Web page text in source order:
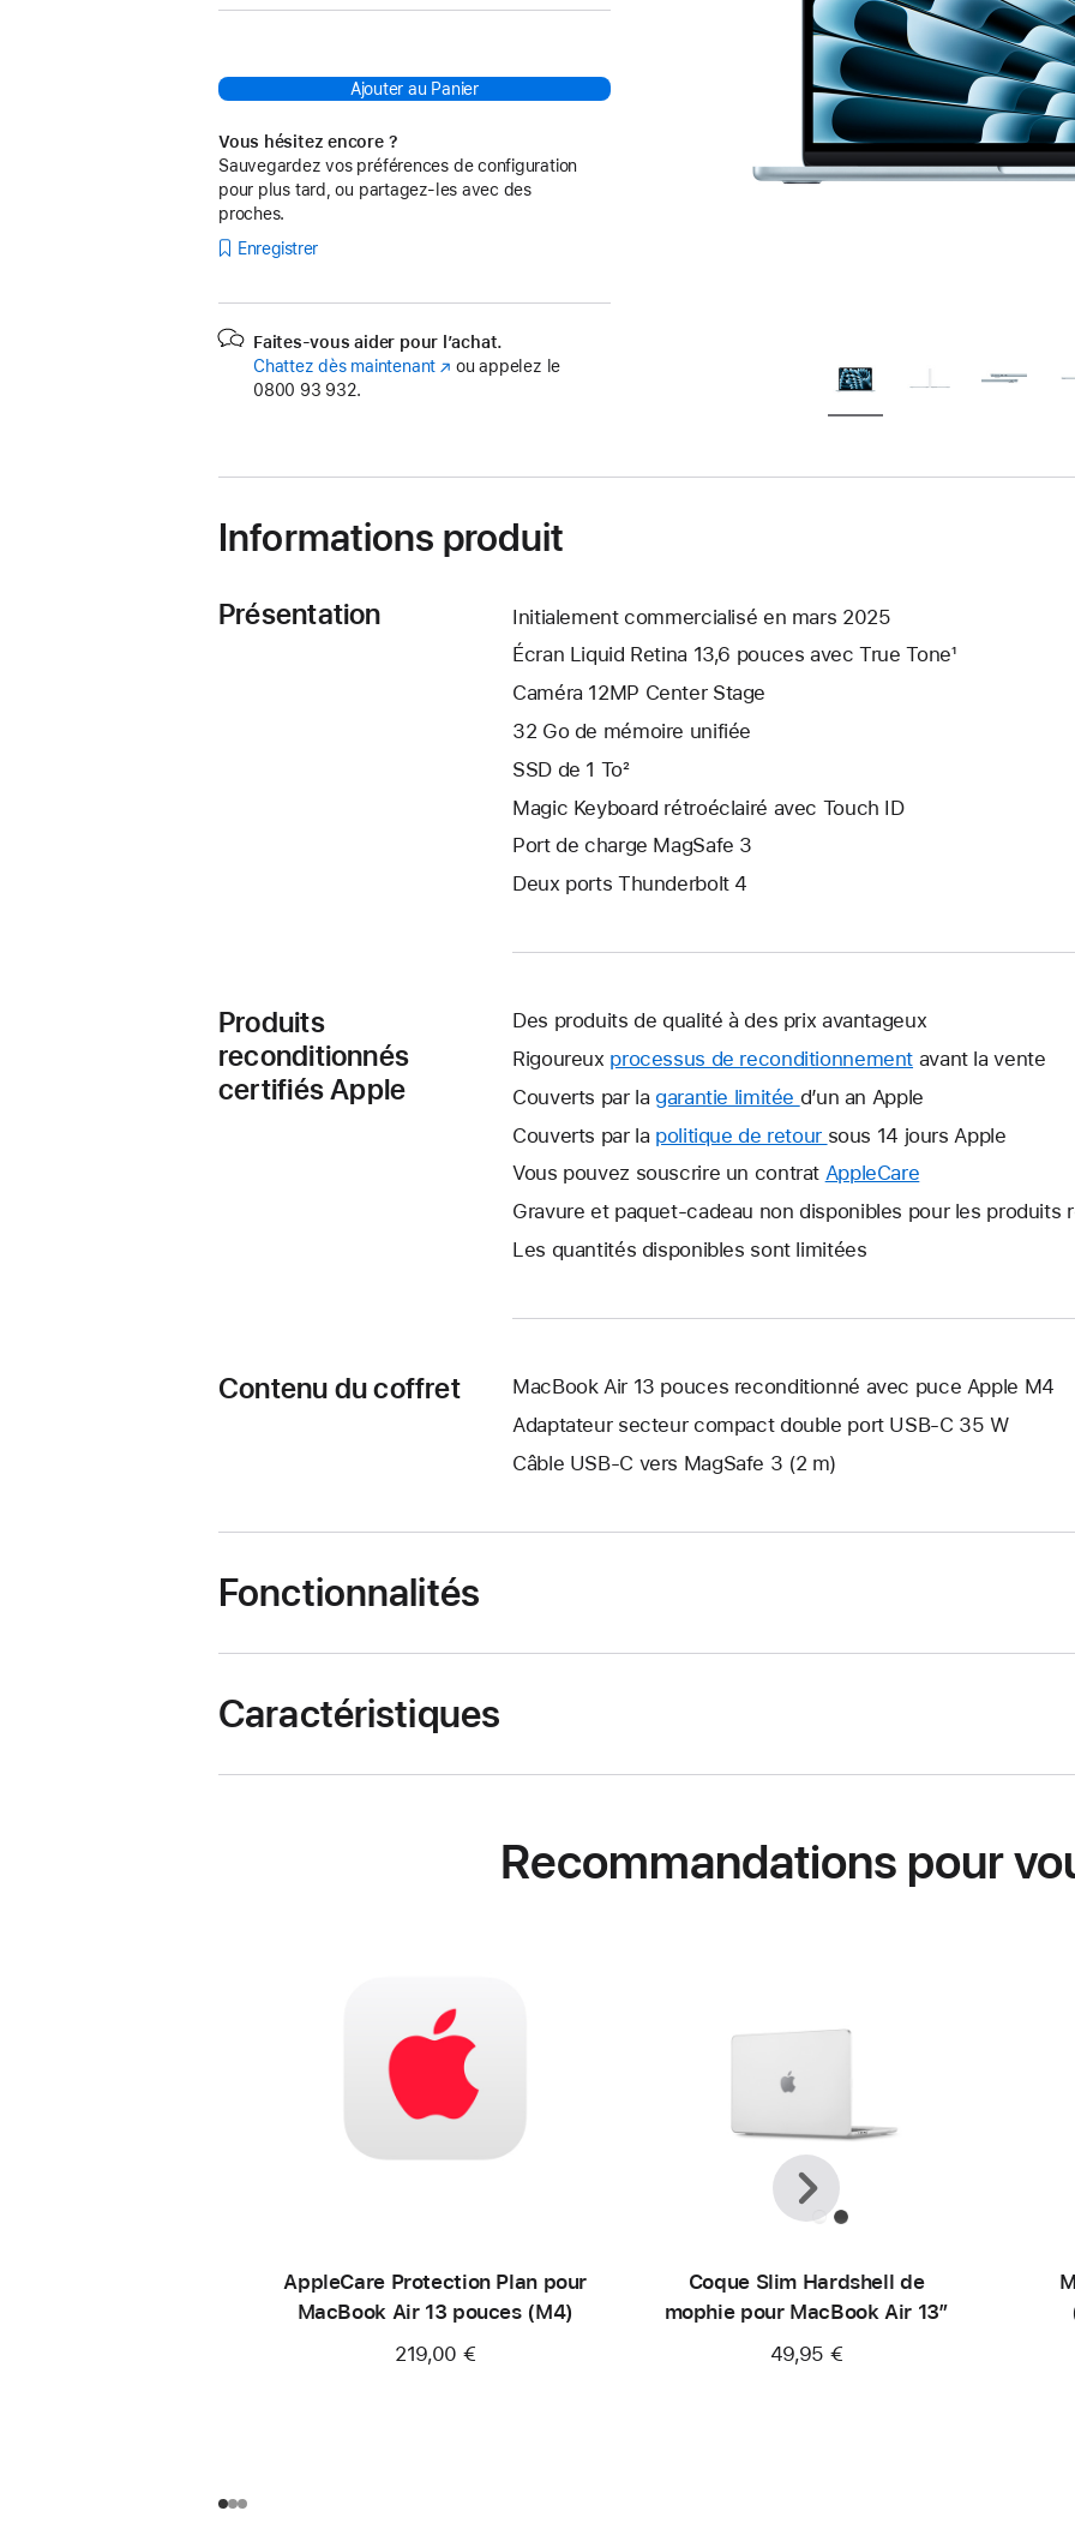
Ajouter au Panier
Vous hésitez encore ?
Sauvegardez vos préférences de configuration
pour plus tard, ou partagez-les avec des
proches.
Enregistrer
Faites-vous aider pour l’achat.
Chattez dès maintenant (s’ouvre
ou appelez le
0800 93 932.
Informations produit
Présentation
Initialement commercialisé en mars 2025
Écran Liquid Retina 13,6 pouces avec True Tone¹
Caméra 12MP Center Stage
32 Go de mémoire unifiée
SSD de 1 To²
Magic Keyboard rétroéclairé avec Touch ID
Port de charge MagSafe 3
Deux ports Thunderbolt 4
Produits
reconditionnés
certifiés Apple
Des produits de qualité à des prix avantageux
Rigoureux processus de reconditionnement avant la vente
Couverts par la garantie limitée Une
nouvelle
s’ouvre.
d’un an Apple
Couverts par la politique de retour Une
nouvelle
s’ouvre.
sous 14 jours Apple
Vous pouvez souscrire un contrat AppleCare
nouvelle
Gravure et paquet-cadeau non disponibles pour les produits
Les quantités disponibles sont limitées
Contenu du coffret
MacBook Air 13 pouces reconditionné avec puce Apple M4
Adaptateur secteur compact double port USB-C 35 W
Câble USB-C vers MagSafe 3 (2 m)
Fonctionnalités
Caractéristiques
Recommandations pour
AppleCare Protection Plan pour
MacBook Air 13 pouces (M4)
219,00 €
Coque Slim Hardshell de
mophie pour MacBook Air 13″
49,95 €
Précédent
Suivant